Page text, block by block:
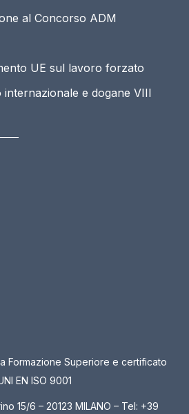
al Concorso ADM
UE sul lavoro forzato
e dogane VIII
Formazione Superiore e certificato
EN ISO 9001
15/6 – 20123 MILANO – Tel: +39